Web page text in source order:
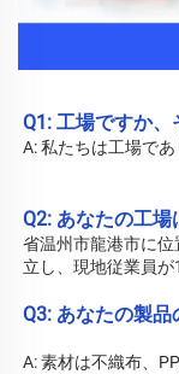
Q1: 工場ですか
A: 私たちは工場で
Q2: あなたの工場
省温州市龍港市に
立し、現地従業員が
Q3: あなたの製
A: 素材は不織布、